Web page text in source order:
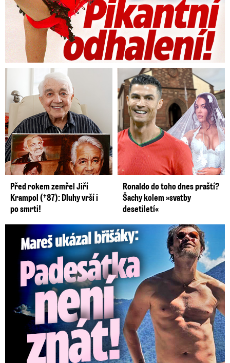
Před rokem zemřel Jiří
Krampol (†87): Dluhy vrší i
po smrti!
Ronaldo do toho dnes praští?
Šachy kolem »svatby
desetiletí«
Mareš v dokonalé formě ukázal břišáky: Padesátka není znát